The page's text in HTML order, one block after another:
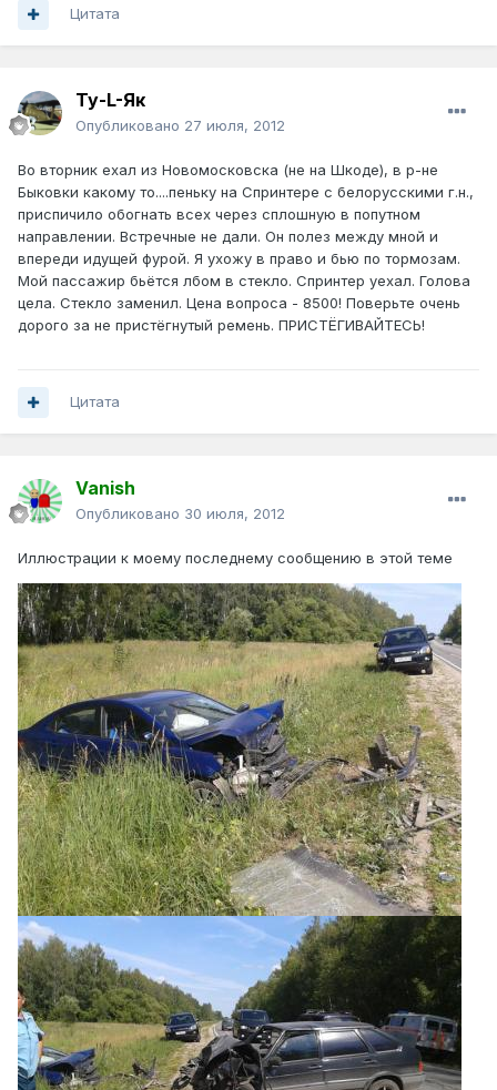
Цитата
Ту-L-Як
Опубликовано 27 июля, 2012
Во вторник ехал из Новомосковска (не на Шкоде), в р-не
Быковки какому то....пеньку на Спринтере с белорусскими г.н.,
приспичило обогнать всех через сплошную в попутном
направлении. Встречные не дали. Он полез между мной и
впереди идущей фурой. Я ухожу в право и бью по тормозам.
Мой пассажир бьётся лбом в стекло. Спринтер уехал. Голова
цела. Стекло заменил. Цена вопроса - 8500! Поверьте очень
дорого за не пристёгнутый ремень. ПРИСТЁГИВАЙТЕСЬ!
Цитата
Vanish
Опубликовано 30 июля, 2012
Иллюстрации к моему последнему сообщению в этой теме